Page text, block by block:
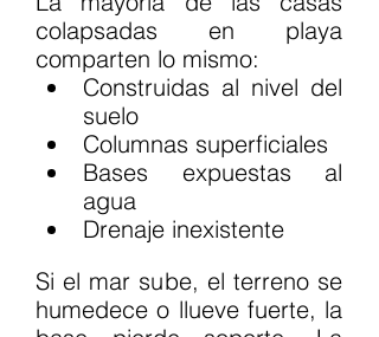
colapsadas en playa
comparten lo mismo:
Construidas al nivel del
suelo
Columnas superficiales
Bases expuestas al
agua
Drenaje inexistente
Si el mar sube, el terreno se
humedece o llueve fuerte, la